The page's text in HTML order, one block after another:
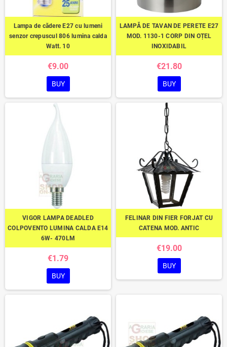
Lampa de cădere E27 cu lumeni
senzor crepuscul 806 lumina calda
Watt. 10
€9.00
BUY
LAMPĂ DE TAVAN DE PERETE E27
MOD. 1130-1 CORP DIN OȚEL
INOXIDABIL
€21.80
BUY
VIGOR LAMPA DEADLED
COLPOVENTO LUMINA CALDA E14
6W- 470LM
€1.79
BUY
FELINAR DIN FIER FORJAT CU
CATENA MOD. ANTIC
€19.00
BUY